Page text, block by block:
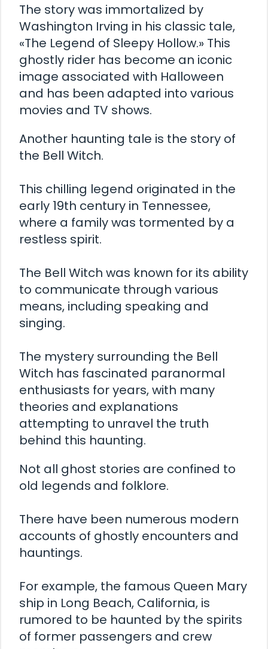
The story was immortalized by
Washington Irving in his classic tale,
«The Legend of Sleepy Hollow.» This
ghostly rider has become an iconic
image associated with Halloween
and has been adapted into various
movies and TV shows.
Another haunting tale is the story of
the Bell Witch.
This chilling legend originated in the
early 19th century in Tennessee,
where a family was tormented by a
restless spirit.
The Bell Witch was known for its ability
to communicate through various
means, including speaking and
singing.
The mystery surrounding the Bell
Witch has fascinated paranormal
enthusiasts for years, with many
theories and explanations
attempting to unravel the truth
behind this haunting.
Not all ghost stories are confined to
old legends and folklore.
There have been numerous modern
accounts of ghostly encounters and
hauntings.
For example, the famous Queen Mary
ship in Long Beach, California, is
rumored to be haunted by the spirits
of former passengers and crew